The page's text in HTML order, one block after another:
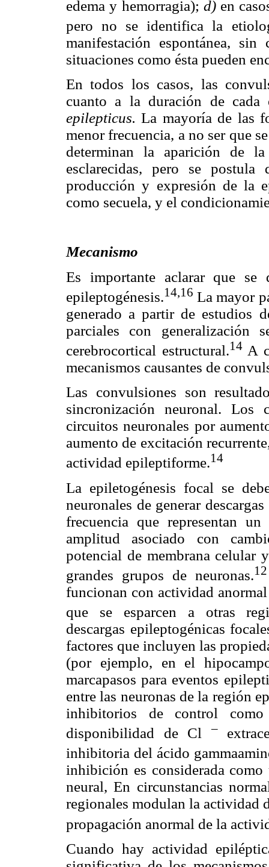
edema y hemorragia); d) en
pero no se identifica la
manifestación espontánea, sin
situaciones como ésta pueden
En todos los casos, las
cuanto a la duración de
epilepticus.La mayoría de las
menor frecuencia, a no ser que
determinan la aparición de
esclarecidas, pero se
producción y expresión de la
como secuela, y el
Mecanismo
Es importante aclarar que se
epileptogénesis.14,16 La mayor
generado a partir de estudios
parciales con generalización
cerebrocortical estructural.14A
mecanismos causantes de
Las convulsiones son
sincronización neuronal.
circuitos neuronales por
aumento de excitación
actividad epileptiforme.14
La epiletogénesis focal se
neuronales de generar
frecuencia que representan
amplitud asociado con
potencial de membrana celular
grandes grupos de neuronas.12
funcionan con actividad
que se esparcen a otras
descargas epileptogénicas
factores que incluyen las
(por ejemplo, en el
marcapasos para eventos
entre las neuronas de la región
inhibitorios de control
disponibilidad de Cl–
inhibitoria del ácido
inhibición es considerada
neural, En circunstancias
regionales modulan la actividad
propagación anormal de la
Cuando hay actividad